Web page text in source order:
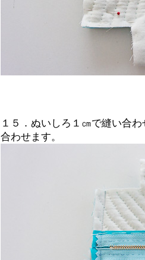
１５．ぬいしろ１㎝で縫い合
合わせます。